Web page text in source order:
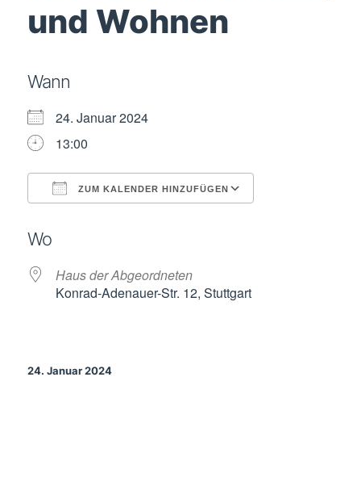
und Wohnen
Wann
24. Januar 2024
13:00
ZUM KALENDER HINZUFÜGEN
Wo
Haus der Abgeordneten
Konrad-Adenauer-Str. 12, Stuttgart
24. Januar 2024